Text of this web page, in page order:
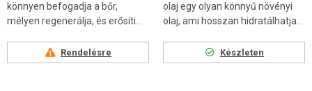
könnyen befogadja a bőr,
mélyen regenerálja, és erősíti...
Rendelésre
olaj egy olyan könnyű növényi
olaj, ami hosszan hidratálhatja...
Készleten